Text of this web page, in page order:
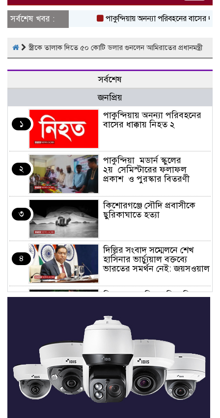
সর্বশেষ খবর :
পাকুন্দিয়ায় অনন্যা পরিবহনের বাসের
স্ত্রীকে তালাক দিতে ৫০ কোটি ডলার গুনলেন আমিরাতের প্রধানমন্ত্রী
সর্বশেষ
জনপ্রিয়
১
পাকুন্দিয়ায় অনন্যা পরিবহনের
বাসের ধাক্কায় নিহত ২
২
পাকুন্দিয়া মডার্ন স্কুলের
২য় সেমিস্টারের ফলাফল
প্রকাশ ও পুরস্কার বিতরণী
৩
কিশোরগঞ্জে সৌদি প্রবাসীকে
ছুরিকাঘাতে হত্যা
৪
দিল্লির সংবাদ সম্মেলনে শেখ
হাসিনার ভার্চ্যুয়াল বক্তব্যে
ভারতের সমর্থন নেই: জয়সওয়াল
কিশোরগঞ্জে নিজস্ব ফিসারির
সদস্যের মৃত্যু
সভাপতি ফাহিম, সম্পাদক
ফয়সাল: তাড়াইলে ছাত্র অধিকার
পরিষদের আংশিক কমিটি
অনুমোদন
৭
তাড়াইলে যুবদলের কেন্দ্রীয় সহ-
সাধারণ সম্পাদক সবুজকে